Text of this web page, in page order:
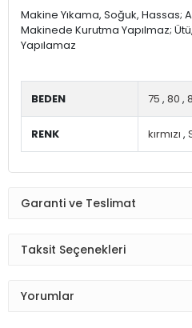
Makine Yıkama, Soğuk, Hassas;
Makinede Kurutma Yapılmaz;
Yapılamaz
BEDEN 75 , 80 ,
RENK kırmızı ,
Garanti ve Teslimat
Taksit Seçenekleri
Yorumlar